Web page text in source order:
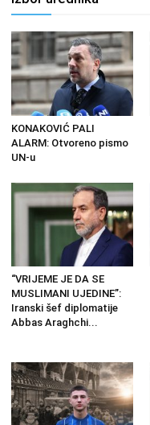
KONAKOVIĆ PALI
ALARM: Otvoreno pismo
UN-u
“VRIJEME JE DA SE
MUSLIMANI UJEDINE”:
Iranski šef diplomatije
Abbas Araghchi...